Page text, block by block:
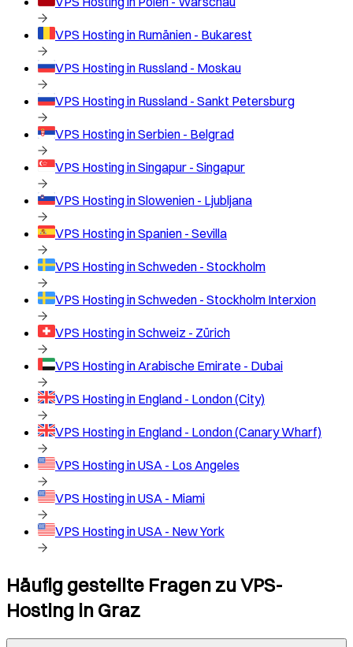
VPS Hosting in Rumänien - Bukarest
VPS Hosting in Russland - Moskau
VPS Hosting in Russland - Sankt Petersburg
VPS Hosting inSerbien - Belgrad
VPS Hosting inSingapur - Singapur
VPS Hosting inSlowenien - Ljubljana
VPS Hosting inSpanien - Sevilla
VPS Hosting inSchweden - Stockholm
VPS Hosting inSchweden - Stockholm Interxion
VPS Hosting inSchweiz - Zürich
VPS Hosting inArabische Emirate - Dubai
VPS Hosting in England - London (City)
VPS Hosting in England - London (Canary Wharf)
VPS Hosting inUSA - Los Angeles
VPS Hosting inUSA - Miami
VPS Hosting inUSA - New York
Häufig gestellte Fragen zu VPS-
Hosting in Graz